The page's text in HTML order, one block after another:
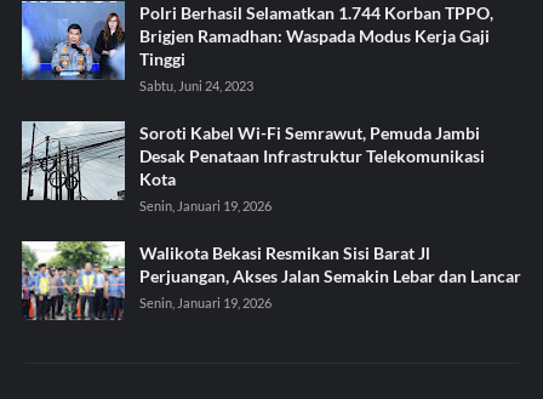
Polri Berhasil Selamatkan 1.744 Korban TPPO,
Brigjen Ramadhan: Waspada Modus Kerja Gaji
Tinggi
Sabtu, Juni 24, 2023
Soroti Kabel Wi-Fi Semrawut, Pemuda Jambi
Desak Penataan Infrastruktur Telekomunikasi
Kota
Senin, Januari 19, 2026
Walikota Bekasi Resmikan Sisi Barat Jl
Perjuangan, Akses Jalan Semakin Lebar dan Lancar
Senin, Januari 19, 2026